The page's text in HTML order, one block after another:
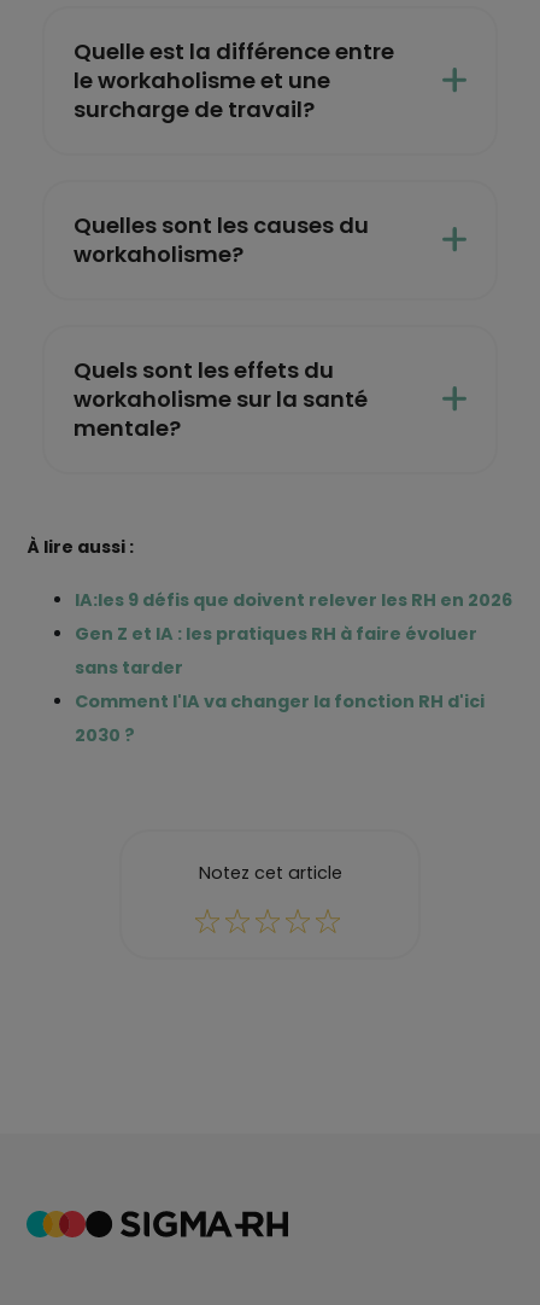
Quelle est la différence entre
le workaholisme et une
surcharge de travail?
Quelles sont les causes du
workaholisme?
Quels sont les effets du
workaholisme sur la santé
mentale?
À lire aussi :
IA:les 9 défis que doivent relever les RH en 2026
Gen Z et IA : les pratiques RH à faire évoluer
sans tarder
Comment l'IA va changer la fonction RH d'ici
2030 ?
Notez cet article